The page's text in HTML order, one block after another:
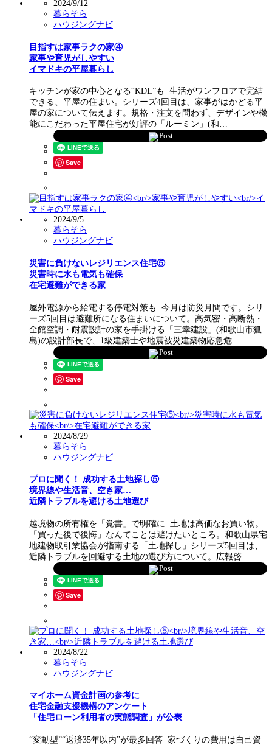
2024/9/12
暮らそら
ハウジングナビ
目指すは家事ラクの家④
家事や育児がしやすい
イマドキの平屋暮らし
キッチンが家の中心となる“KDL”も 生活がワンフロアで完結
できる、平屋の住まい。シリーズ4回目は、家事がはかどる平
屋の家について伝えます。規格・注文を問わず、デザインや機
能にこだわった平屋住宅が好評の「ルーミン」(和…
Post
Save
2024/9/5
暮らそら
ハウジングナビ
災害に負けないレジリエンス住宅⑤
災害時に水も電気も確保
在宅避難ができる家
屋外電源から給電する停電対策も 今月は防災月間です。シリ
ーズ5回目は避難所になる住まいについて。高気密・高断熱・
全館空調・耐震設計の家を手掛ける「三幸建設」(和歌山市狐
島)の設計部長で、1級建築士や地震被災建築物応急危…
Post
Save
2024/8/29
暮らそら
ハウジングナビ
プロに聞く！ 成功する土地探し⑤
境界線や生活音、空き家…
近隣トラブルを避ける土地選び
越境物の所有権を「覚書」で明確に 土地は高価なお買い物。
「買った後で後悔」なんてことは避けたいところ。和歌山県宅
地建物取引業協会が指南する「土地探し」シリーズ5回目は、
近隣トラブルを回避する土地の選び方について。広報啓…
Post
Save
2024/8/22
暮らそら
ハウジングナビ
マイホーム資金計画の参考に
住宅金融支援機構のアンケート
「住宅ローン利用者の実態調査」が公表
“変動型”“返済35年以内”が最多回答 家づくりの費用は自己資